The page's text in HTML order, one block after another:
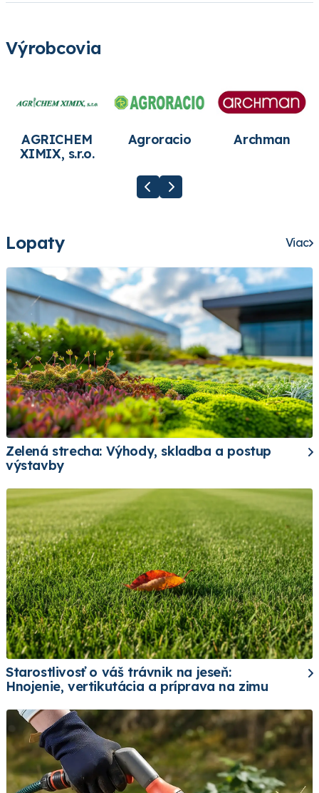
Výrobcovia
AGRICHEM
XIMIX, s.r.o.
Agroracio Archman
Lopaty Viac
Zelená strecha: Výhody, skladba a postup
výstavby
Starostlivosť o váš trávnik na jeseň:
Hnojenie, vertikutácia a príprava na zimu